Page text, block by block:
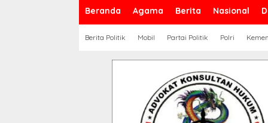
Beranda Agama Berita Nasional
Berita Politik Mobil Partai Politik Polri